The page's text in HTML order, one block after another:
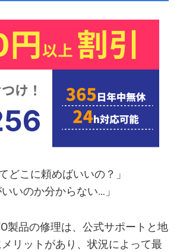
どこに頼めばいいの？」
いのか分からない…」
製品の修理は、公式サポートと地
リットがあり、状況によって最